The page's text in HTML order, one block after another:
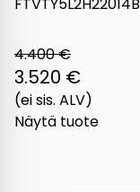
4.400 €
3.520 €
(ei sis. ALV)
Näytä tuote